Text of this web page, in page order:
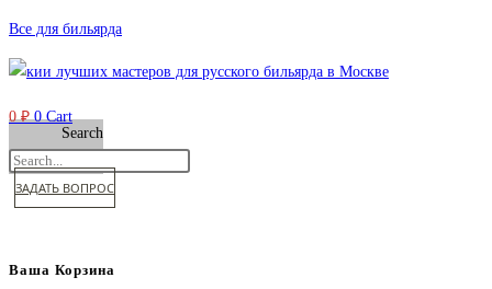
Перейти
к
содержимому
Все для бильярда
0₽ 0 Cart
Search
ЗАДАТЬ ВОПРОС
Ваша Корзина